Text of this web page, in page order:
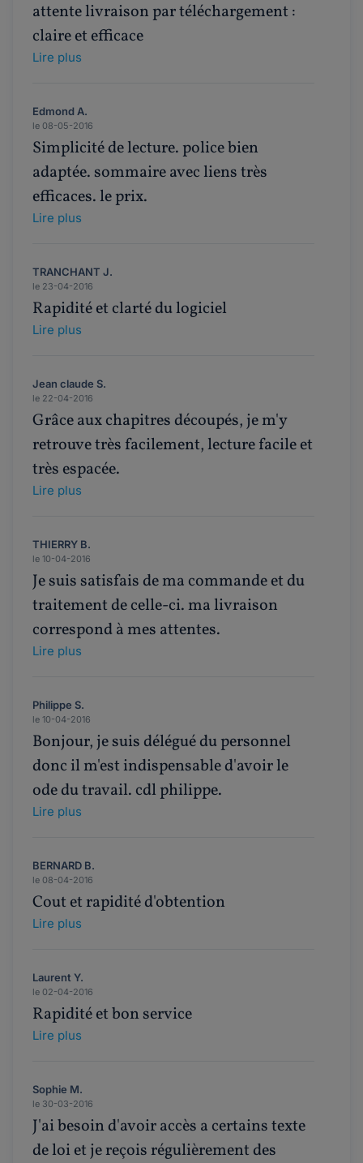
attente livraison par téléchargement :
claire et efficace
Lire plus
Edmond A.
le 08-05-2016
Simplicité de lecture. police bien
adaptée. sommaire avec liens très
efficaces. le prix.
Lire plus
TRANCHANT J.
le 23-04-2016
Rapidité et clarté du logiciel
Lire plus
Jean claude S.
le 22-04-2016
Grâce aux chapitres découpés, je m'y
retrouve très facilement, lecture facile et
très espacée.
Lire plus
THIERRY B.
le 10-04-2016
Je suis satisfais de ma commande et du
traitement de celle-ci. ma livraison
correspond à mes attentes.
Lire plus
Philippe S.
le 10-04-2016
Bonjour, je suis délégué du personnel
donc il m'est indispensable d'avoir le
ode du travail. cdl philippe.
Lire plus
BERNARD B.
le 08-04-2016
Cout et rapidité d'obtention
Lire plus
Laurent Y.
le 02-04-2016
Rapidité et bon service
Lire plus
Sophie M.
le 30-03-2016
J'ai besoin d'avoir accès a certains texte
de loi et je reçois régulièrement des